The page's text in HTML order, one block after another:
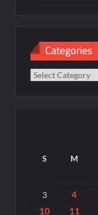
Categories
Categories
S M
3 4
10 11